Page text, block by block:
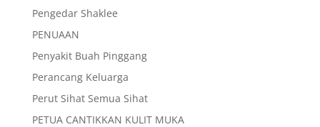
Pengedar Shaklee
PENUAAN
Penyakit Buah Pinggang
Perancang Keluarga
Perut Sihat Semua Sihat
PETUA CANTIKKAN KULIT MUKA